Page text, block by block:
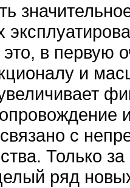
в первую
и
с
Только
ряд